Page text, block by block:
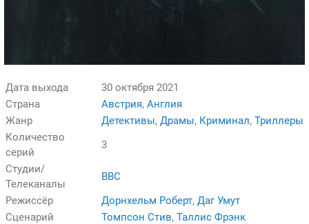
Дата выхода
30 октября 2021
Страна
Австрия, Англия
Жанр
Детективы, Драмы, Криминал, Триллеры
Количество
серий
3
Студии/
Телеканалы
BBC
Режиссёр
Дорнхельм Роберт, Даг Умут
Сценарий
Томпсон Стив, Таллис Фрэнк